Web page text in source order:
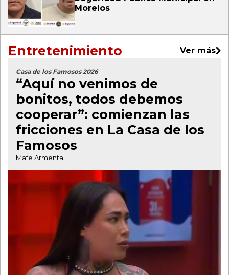
Morelos
Entretenimiento Ver más
Casa de los Famosos 2026
“Aquí no venimos de
bonitos, todos debemos
cooperar”: comienzan las
fricciones en La Casa de los
Famosos
Mafe Armenta